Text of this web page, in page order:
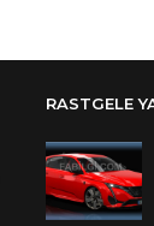
RASTGELE